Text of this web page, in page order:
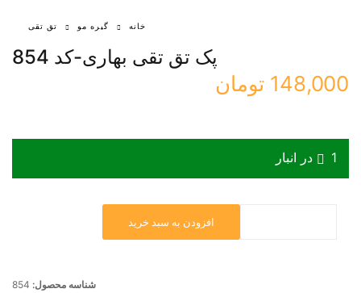
خانه گیره مو تق تقی
پک تق تقی بهاری-کد 854
148,000 تومان
1 در انبار
افزودن به سبد خرید
شناسه محصول: 854